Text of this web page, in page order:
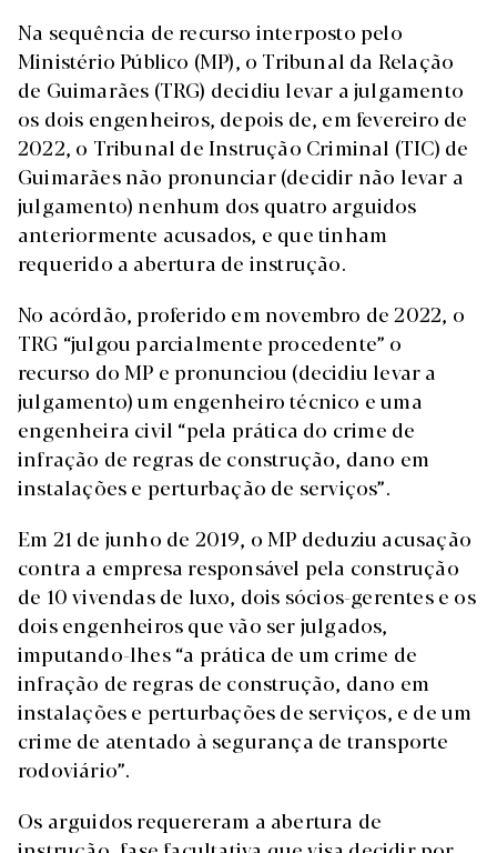
Na sequência de recurso interposto pelo
Ministério Público (MP), o Tribunal da Relação
de Guimarães (TRG) decidiu levar a julgamento
os dois engenheiros, depois de, em fevereiro de
2022, o Tribunal de Instrução Criminal (TIC) de
Guimarães não pronunciar (decidir não levar a
julgamento) nenhum dos quatro arguidos
anteriormente acusados, e que tinham
requerido a abertura de instrução.
No acórdão, proferido em novembro de 2022, o
TRG “julgou parcialmente procedente” o
recurso do MP e pronunciou (decidiu levar a
julgamento) um engenheiro técnico e uma
engenheira civil “pela prática do crime de
infração de regras de construção, dano em
instalações e perturbação de serviços”.
Em 21 de junho de 2019, o MP deduziu acusação
contra a empresa responsável pela construção
de 10 vivendas de luxo, dois sócios-gerentes e os
dois engenheiros que vão ser julgados,
imputando-lhes “a prática de um crime de
infração de regras de construção, dano em
instalações e perturbações de serviços, e de um
crime de atentado à segurança de transporte
rodoviário”.
Os arguidos requereram a abertura de